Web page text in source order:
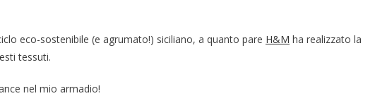
eco-sostenibile (e agrumato!) siciliano, a quanto pare H&M ha realizzato la
tessuti.
nel mio armadio!